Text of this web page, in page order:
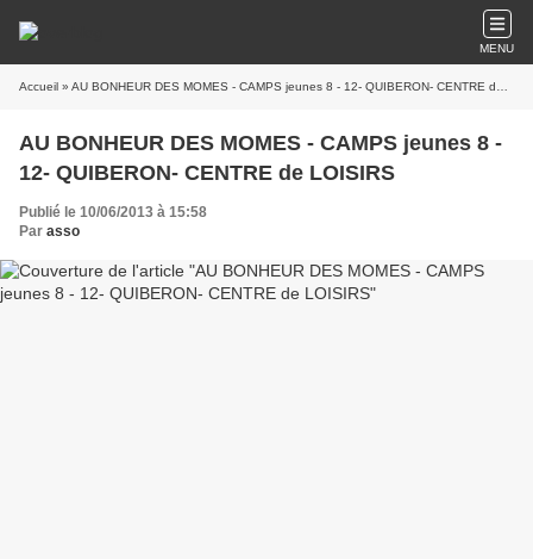
MENU
Accueil » AU BONHEUR DES MOMES - CAMPS jeunes 8 - 12- QUIBERON- CENTRE de LOISIRS
AU BONHEUR DES MOMES - CAMPS jeunes 8 -
12- QUIBERON- CENTRE de LOISIRS
Publié le 10/06/2013 à 15:58
Par asso